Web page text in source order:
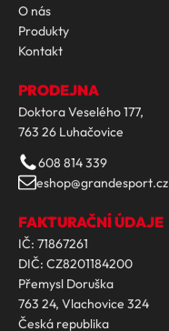
O nás
Produkty
Kontakt
PRODEJNA
Doktora Veselého 177,
763 26 Luhačovice
608 814 339
eshop@grandesport.cz
FAKTURAČNÍ ÚDAJE
IČ: 71867261
DIČ: CZ8201184200
Přemysl Doruška
763 24, Vlachovice 324
Česká republika